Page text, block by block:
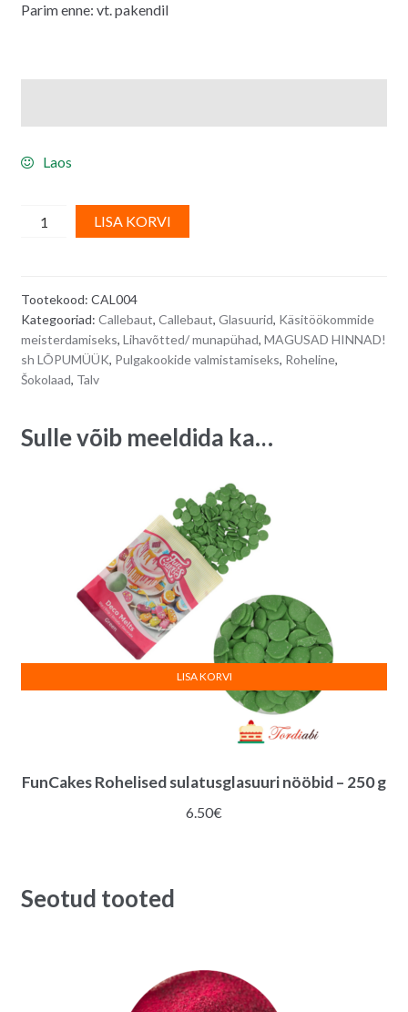
Parim enne: vt. pakendil
Laos
Callebaut
LEMON,
nööbid
-
250
g
LISA KORVI
e
Tootekood: CAL004
Kategooriad: Callebaut, Callebaut, Glasuurid, Käsitöökommide
meisterdamiseks, Lihavõtted/ munapühad, MAGUSAD HINNAD!
sh LÕPUMÜÜK, Pulgakookide valmistamiseks, Roheline,
Šokolaad, Talv
Sulle võib meeldida ka…
FunCakes Rohelised sulatusglasuuri nööbid – 250 g
6.50€
LISA KORVI
Seotud tooted